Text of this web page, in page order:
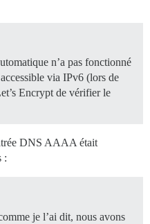
n’a pas fonctionné
via IPv6 (lors de
Encrypt de vérifier le
DNS AAAA était
:
je l’ai dit, nous avons